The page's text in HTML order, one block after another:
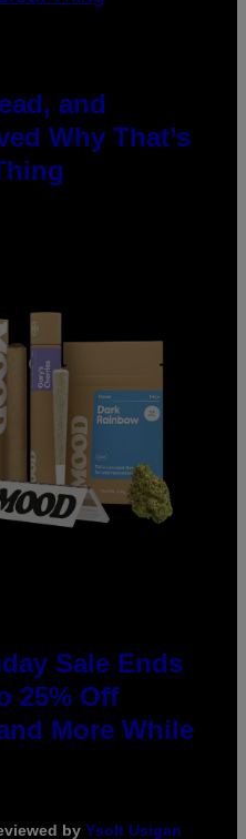
and
Why That’s
Sale Ends
25% Off
More While
by Ysolt Usigan